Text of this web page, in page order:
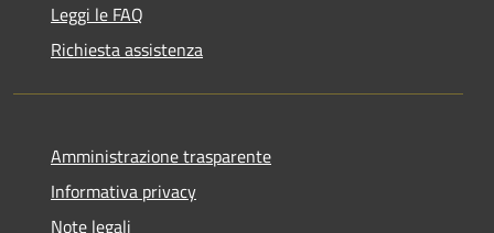
Leggi le FAQ
Richiesta assistenza
Amministrazione trasparente
Informativa privacy
Note legali